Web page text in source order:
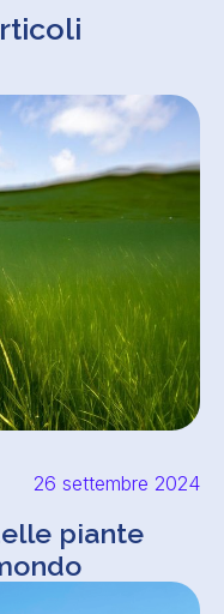
26 settembre 2024
piante